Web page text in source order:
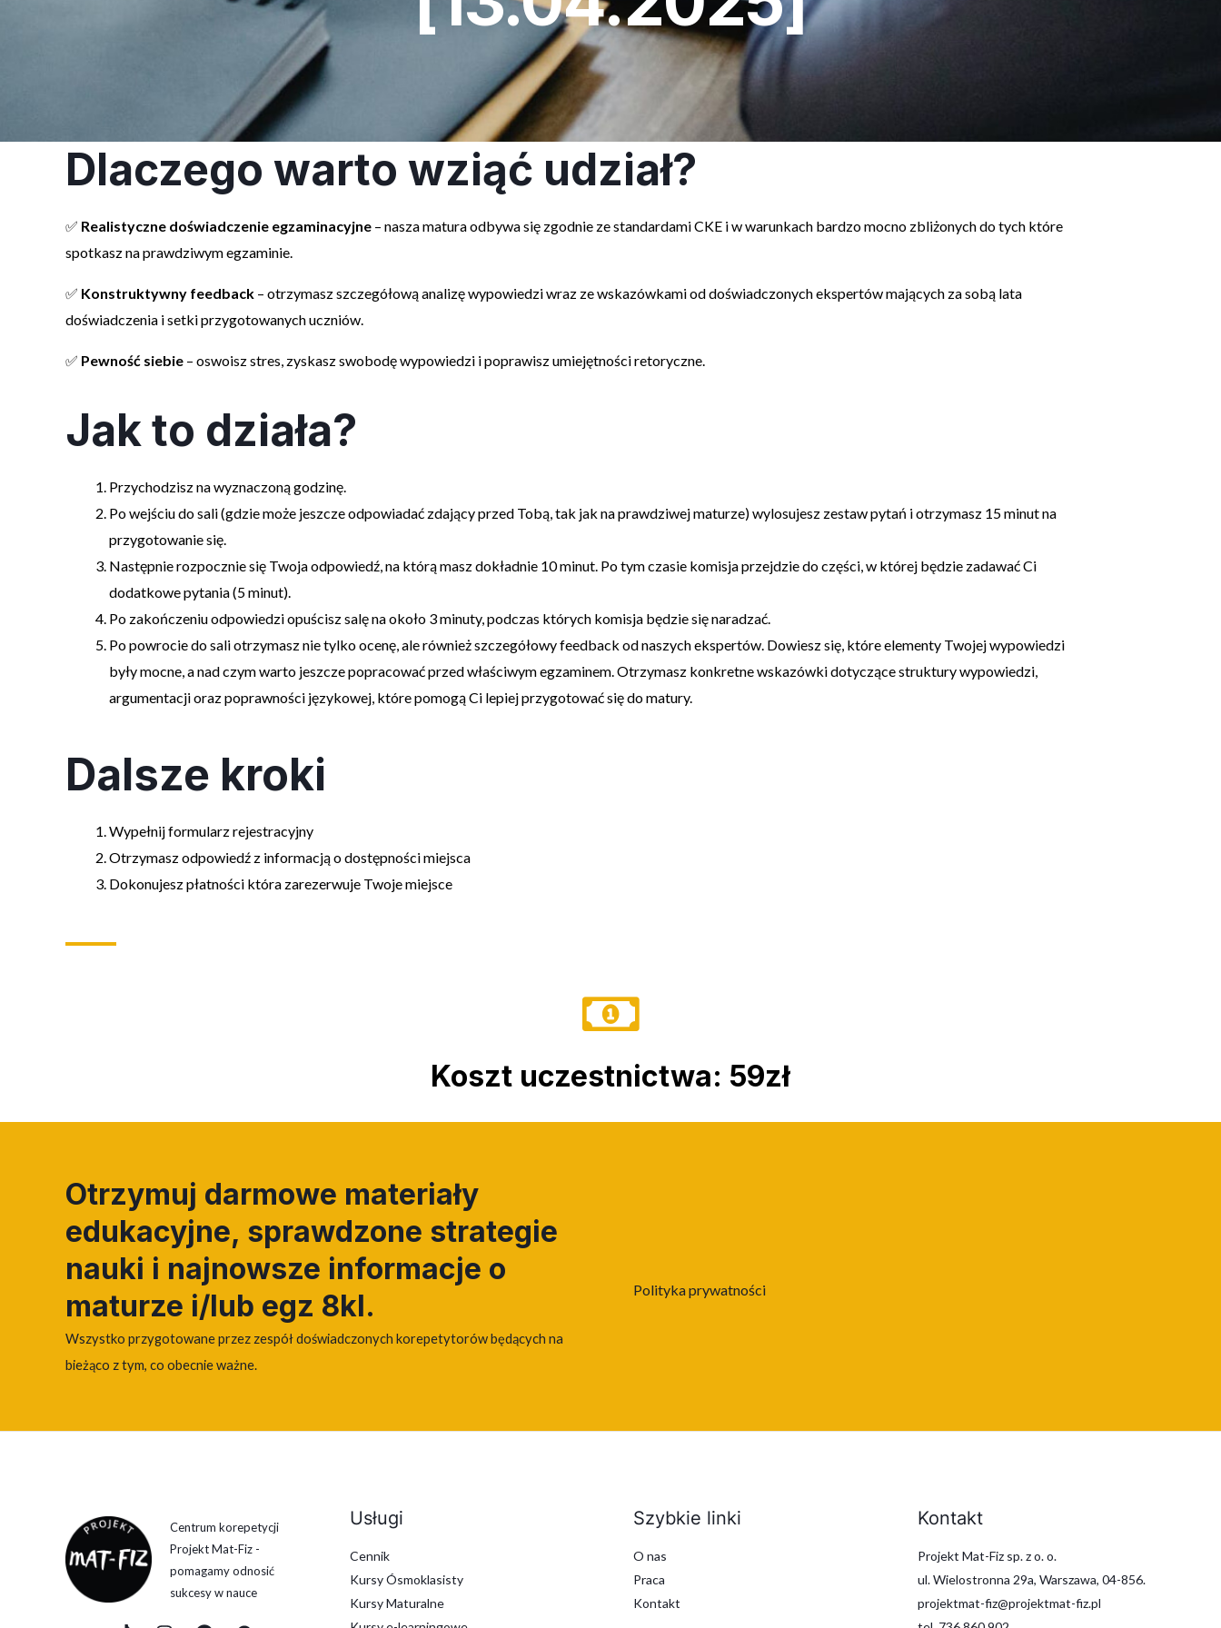
Dlaczego warto wziąć udział?
✅ Realistyczne doświadczenie egzaminacyjne – nasza matura odbywa się zgodnie ze standardami CKE i w warunkach bardzo mocno zbliżonych do tych które
spotkasz na prawdziwym egzaminie.
✅ Konstruktywny feedback – otrzymasz szczegółową analizę wypowiedzi wraz ze wskazówkami od doświadczonych ekspertów mających za sobą lata
doświadczenia i setki przygotowanych uczniów.
✅ Pewność siebie – oswoisz stres, zyskasz swobodę wypowiedzi i poprawisz umiejętności retoryczne.
Jak to działa?
Przychodzisz na wyznaczoną godzinę.
Po wejściu do sali (gdzie może jeszcze odpowiadać zdający przed Tobą, tak jak na prawdziwej maturze) wylosujesz zestaw pytań i otrzymasz 15 minut na
przygotowanie się.
Następnie rozpocznie się Twoja odpowiedź, na którą masz dokładnie 10 minut. Po tym czasie komisja przejdzie do części, w której będzie zadawać Ci
dodatkowe pytania (5 minut).
Po zakończeniu odpowiedzi opuścisz salę na około 3 minuty, podczas których komisja będzie się naradzać.
Po powrocie do sali otrzymasz nie tylko ocenę, ale również szczegółowy feedback od naszych ekspertów. Dowiesz się, które elementy Twojej wypowiedzi
były mocne, a nad czym warto jeszcze popracować przed właściwym egzaminem. Otrzymasz konkretne wskazówki dotyczące struktury wypowiedzi,
argumentacji oraz poprawności językowej, które pomogą Ci lepiej przygotować się do matury.
Dalsze kroki
Wypełnij formularz rejestracyjny
Otrzymasz odpowiedź z informacją o dostępności miejsca
Dokonujesz płatności która zarezerwuje Twoje miejsce
Koszt uczestnictwa: 59zł
Otrzymuj darmowe materiały
edukacyjne, sprawdzone strategie
nauki i najnowsze informacje o
maturze i/lub egz 8kl.
Wszystko przygotowane przez zespół doświadczonych korepetytorów będących na
bieżąco z tym, co obecnie ważne.
Polityka prywatności
Centrum korepetycji
Projekt Mat-Fiz -
pomagamy odnosić
sukcesy w nauce
Usługi
Cennik
Kursy Ósmoklasisty
Kursy Maturalne
Szybkie linki
O nas
Praca
Kontakt
Kontakt
Projekt Mat-Fiz sp. z o. o.
ul. Wielostronna 29a, Warszawa, 04-856.
projektmat-fiz@projektmat-fiz.pl